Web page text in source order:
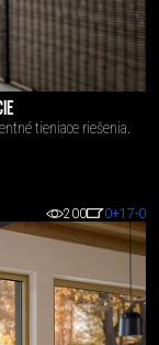
tieniace riešenia.
200 0+17-0